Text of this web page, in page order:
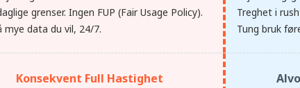
grenser. Ingen FUP (Fair Usage Policy).
mye data du vil, 24/7.
Treghet i
Tung bruk
Konsekvent Full Hastighet